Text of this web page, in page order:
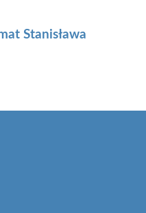
Stanisława